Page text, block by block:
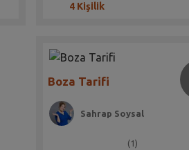
4 Kişilik
Boza Tarifi
Sahrap Soysal
(1)